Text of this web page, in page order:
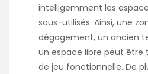
intelligemment les
sous-utilisés. Ainsi, une
dégagement, un ancien
un espace libre peut être
de jeu fonctionnelle. De